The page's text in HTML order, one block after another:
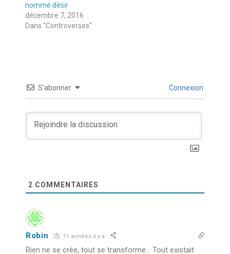
nommé désir
décembre 7, 2016
Dans "Controverses"
S’abonner Connexion
2 COMMENTAIRES
Robin 11 années il y a
Rien ne se crée, tout se transforme… Tout existait